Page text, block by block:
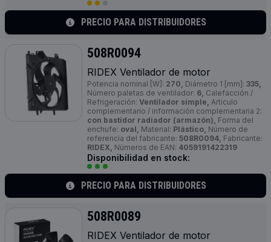
PRECIO PARA DISTRIBUIDORES
508R0094
RIDEX Ventilador de motor
Potencia nominal [W]: 270, Diámetro 1 [mm]: 335,
Número paletas de ventilador: 6, Calefacción /
Refrigeración: Ventilador simple, Artículo
complementario / información complementaria 2:
con bastidor radiador (armazón), Forma del
enchufe: oval, Material: Plástico, Número de
referencia del fabricante: 508R0094, Fabricante:
RIDEX, Números de EAN: 4059191422319
Disponibilidad en stock:
PRECIO PARA DISTRIBUIDORES
508R0089
RIDEX Ventilador de motor